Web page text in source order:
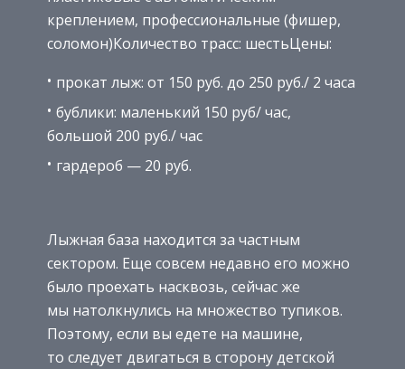
креплением, профессиональные (фишер,
соломон)Количество трасс: шестьЦены:
прокат лыж: от 150 руб. до 250 руб./ 2 часа
бублики: маленький 150 руб/ час,
большой 200 руб./ час
гардероб — 20 руб.
Лыжная база находится за частным
сектором. Еще совсем недавно его можно
было проехать насквозь, сейчас же
мы натолкнулись на множество тупиков.
Поэтому, если вы едете на машине,
то следует двигаться в сторону детской